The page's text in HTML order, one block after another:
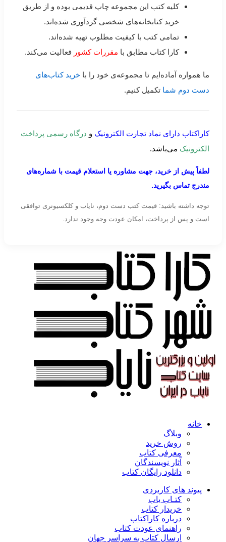
کلیه کتب این مجموعه چاپ قدیمی بوده و از طریق
خرید کتابخانه‌های شخصی گردآوری شده‌اند.
تمامی کتب با کیفیت مطلوب تهیه شده‌اند.
کارا کتاب مطابق با مقررات کشور فعالیت می‌کند.
ما همواره آماده‌ایم تا مجموعه‌ی خود را با خرید کتاب‌های
دست دوم شما تکمیل کنیم.
کاراکتاب دارای نماد تجارت الکترونیک و درگاه رسمی پرداخت
الکترونیک می‌باشد.
لطفاً پیش از خرید، جهت مشاوره یا استعلام قیمت با شماره‌های
مندرج تماس بگیرید.
توجه داشته باشید: قیمت کتب دست دوم، نایاب و کلکسیونری توافقی
است و پس از پرداخت، امکان عودت وجه وجود ندارد.
خانه
وبلاگ
روش خرید
معرفی کتاب
آثار نویسندگان
دانلود رایگان کتاب
پیوند های کاربردی
کتـاب یاب
خریدار کتاب
درباره کاراکتاب
راهنمای عودت کتاب
ارسال کتاب به سراسر جهان